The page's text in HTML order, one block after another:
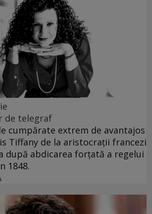
de telegraf
cumpărate extrem de avantajos
Tiffany de la aristocrații francezi
după abdicarea forțată a regelui
1848.